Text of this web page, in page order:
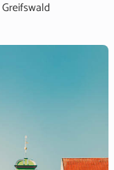
Greifswald